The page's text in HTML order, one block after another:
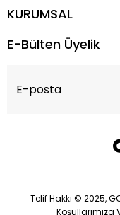
KURUMSAL
E-Bülten Üyelik
Telif Hakkı © 2025,
Koşullarımıza